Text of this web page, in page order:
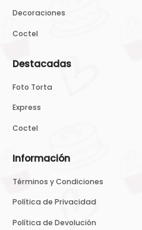
Decoraciones
Coctel
Destacadas
Foto Torta
Express
Coctel
Información
Términos y Condiciones
Política de Privacidad
Política de Devolución